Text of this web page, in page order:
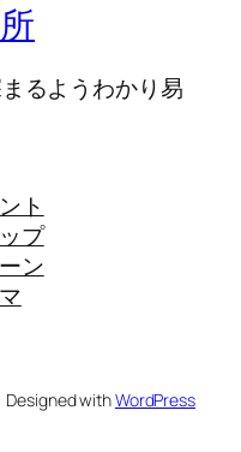
るようわかり易
ト
プ
ン
Designed withWordPress